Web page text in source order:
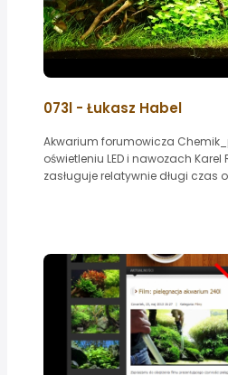
073l - Łukasz Habel
Akwarium forumowicza
oświetleniu LED i nawozach
zasługuje relatywnie długi czas